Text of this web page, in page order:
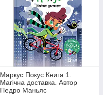
Маркус Покус Книга 1.
Магічна доставка. Автор
Педро Маньяс